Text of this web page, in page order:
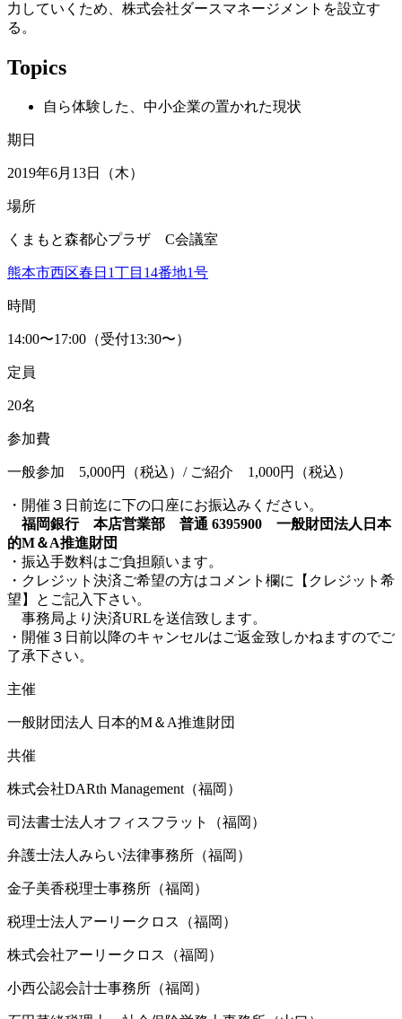
力していくため、株式会社ダースマネージメントを設立す
る。
Topics
自ら体験した、中小企業の置かれた現状
期日
2019年6月13日（木）
場所
くまもと森都心プラザ C会議室
熊本市西区春日1丁目14番地1号
時間
14:00〜17:00（受付13:30〜）
定員
20名
参加費
一般参加 5,000円（税込）/ ご紹介 1,000円（税込）
・開催３日前迄に下の口座にお振込みください。
福岡銀行 本店営業部 普通 6395900 一般財団法人日本
的M＆A推進財団
・振込手数料はご負担願います。
・クレジット決済ご希望の方はコメント欄に【クレジット希
望】とご記入下さい。
事務局より決済URLを送信致します。
・開催３日前以降のキャンセルはご返金致しかねますのでご
了承下さい。
主催
一般財団法人 日本的M＆A推進財団
共催
株式会社DARth Management（福岡）
司法書士法人オフィスフラット（福岡）
弁護士法人みらい法律事務所（福岡）
金子美香税理士事務所（福岡）
税理士法人アーリークロス（福岡）
株式会社アーリークロス（福岡）
小西公認会計士事務所（福岡）